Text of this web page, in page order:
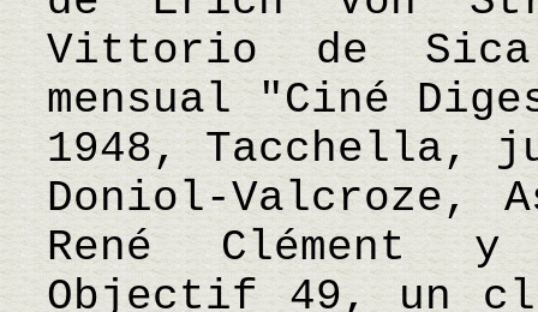
Vittorio de
mensual "Ciné
1948, Tacchella,
Doniol-Valcroze,
René Clément
Objectif 49, un